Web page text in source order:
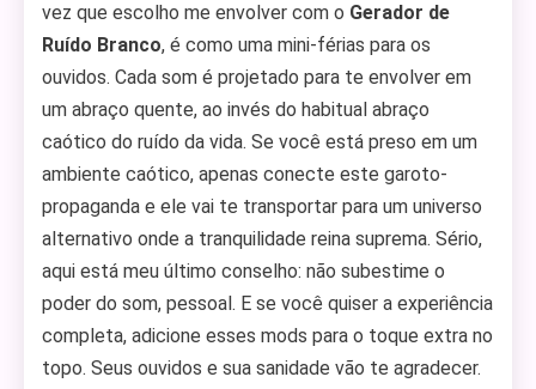
vez que escolho me envolver com o Gerador de
Ruído Branco, é como uma mini-férias para os
ouvidos. Cada som é projetado para te envolver em
um abraço quente, ao invés do habitual abraço
caótico do ruído da vida. Se você está preso em um
ambiente caótico, apenas conecte este garoto-
propaganda e ele vai te transportar para um universo
alternativo onde a tranquilidade reina suprema. Sério,
aqui está meu último conselho: não subestime o
poder do som, pessoal. E se você quiser a experiência
completa, adicione esses mods para o toque extra no
topo. Seus ouvidos e sua sanidade vão te agradecer.